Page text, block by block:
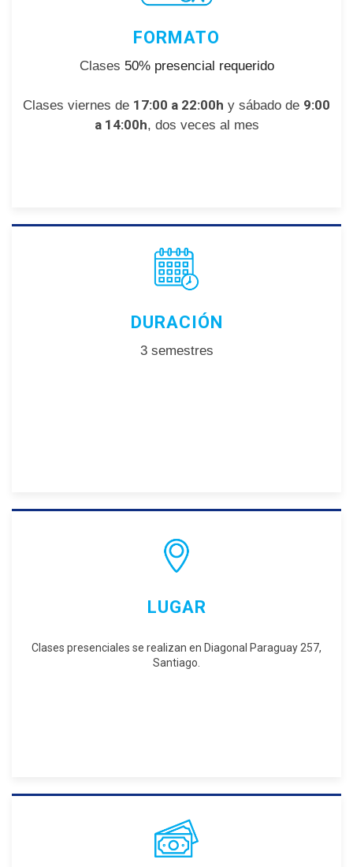
FORMATO
Clases 50% presencial requerido
Clases viernes de 17:00 a 22:00h y sábado de 9:00
a 14:00h, dos veces al mes
DURACIÓN
3 semestres
LUGAR
Clases presenciales se realizan en Diagonal Paraguay 257,
Santiago.